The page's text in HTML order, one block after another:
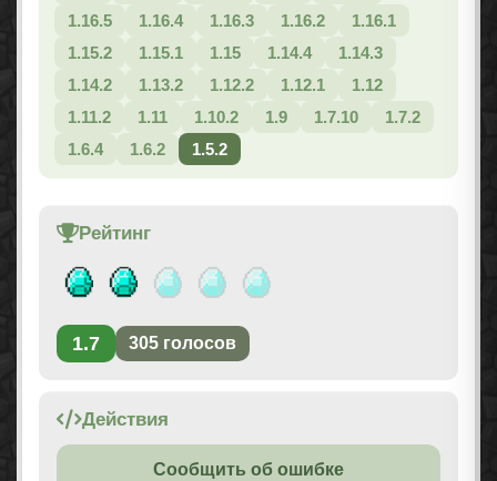
1.16.5
1.16.4 1.16.3 1.16.2
1.16.1
1.15.2
1.15.1 1.15 1.14.4
1.14.3
1.14.2
1.13.2 1.12.2 1.12.1
1.12
1.11.2
1.11 1.10.2 1.9 1.7.10
1.7.2
1.6.4
1.6.2 1.5.2
Рейтинг
1.7 305 голосов
Действия
Сообщить об ошибке